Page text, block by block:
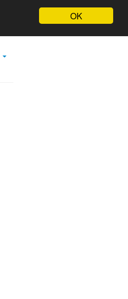
OK